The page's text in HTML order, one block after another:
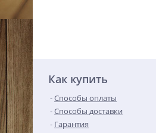
Как купить
Способы оплаты
Способы доставки
Гарантия